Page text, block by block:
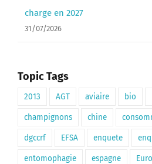
charge en 2027
31/07/2026
Topic Tags
2013 AGT aviaire bio
champignons chine
dgccrf EFSA enquete
entomophagie espagne